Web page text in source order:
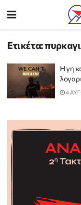
Ετικέτα:
H γη
4